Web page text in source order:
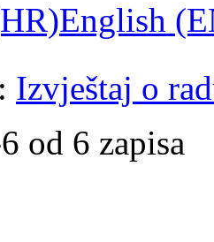
English
Izvještaj o
od 6 zapisa